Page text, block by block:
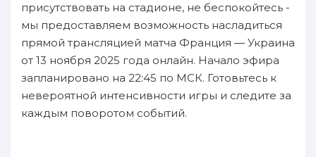
присутствовать на стадионе, не беспокойтесь -
мы предоставляем возможность насладиться
прямой трансляцией матча Франция — Украина
от 13 ноября 2025 года онлайн. Начало эфира
запланировано на 22:45 по МСК. Готовьтесь к
невероятной интенсивности игры и следите за
каждым поворотом событий.